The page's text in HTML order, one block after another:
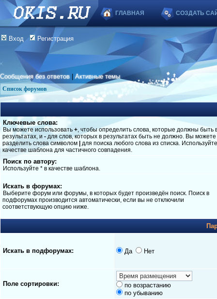
ГЛАВНАЯ СОЗДАТЬ
Вход Регистрация
Сообщения без ответов |Активные темы
Список форумов
Ключевые слова:
Вы можете использовать +, чтобы определить слова, которые должны быть
результатах, и - для слов, которых в результатах быть не должно. Вы можете
разделить слова символом
для поиска любого слова из списка.
качестве шаблона для частичного совпадения.
Поиск по автору:
Используйте * в качестве шаблона.
Искать в форумах:
Выберите форум или форумы, в которых будет произведён поиск. Поиск в
подфорумах производится автоматически, если вы не отключили
соответствующую опцию ниже.
Искать в подфорумах: Да Нет
Поле сортировки:
по возрастанию
по убыванию